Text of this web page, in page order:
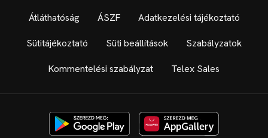
Átláthatóság ÁSZF Adatkezelési tájékoztató
Sütitájékoztató Süti beállítások Szabályzatok
Kommentelési szabályzat Telex Sales